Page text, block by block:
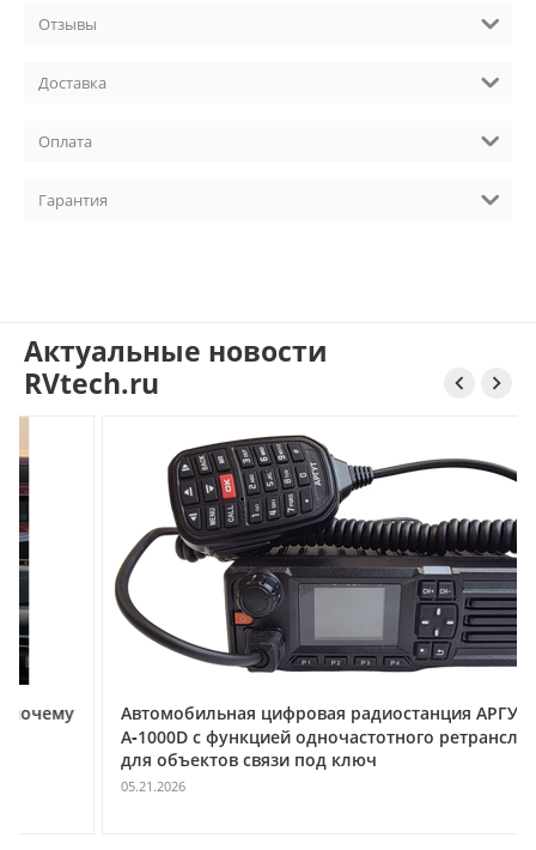
Отзывы
Доставка
Оплата
Гарантия
Актуальные новости
RVtech.ru
 
Автомобильная цифровая радиостанция АРГУТ
А‑1000D с функцией одночастотного ретранслятора
для объектов связи под ключ
05.21.2026